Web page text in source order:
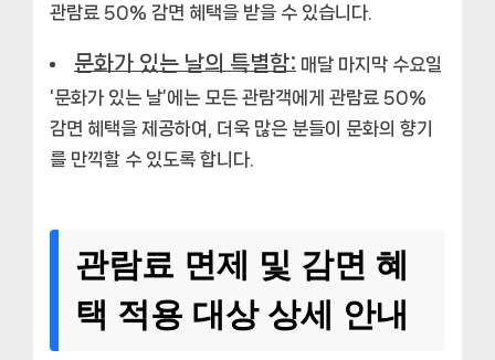
관람료 50% 감면 혜택을 받을 수 있습니다.
문화가 있는 날의 특별함: 매달 마지막 수요일
‘문화가 있는 날’에는 모든 관람객에게 관람료 50%
감면 혜택을 제공하여, 더욱 많은 분들이 문화의 향기
를 만끽할 수 있도록 합니다.
관람료 면제 및 감면 혜
택 적용 대상 상세 안내